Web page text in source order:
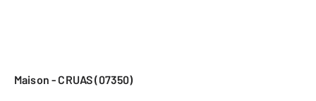
Maison - CRUAS (07350)